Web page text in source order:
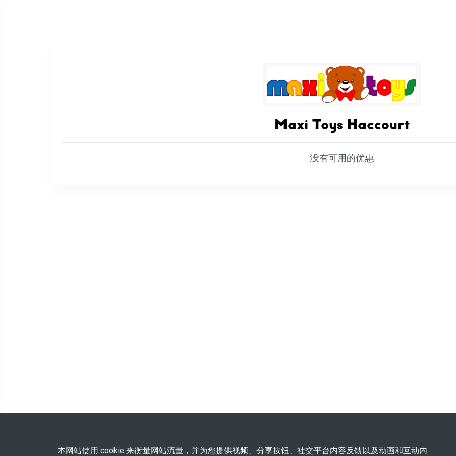
Maxi Toys Haccourt
没有可用的优惠
本网站使用 cookie 来衡量网站流量，并为您提供视频、分享按钮、社交平台内容反馈以及动画和互动内